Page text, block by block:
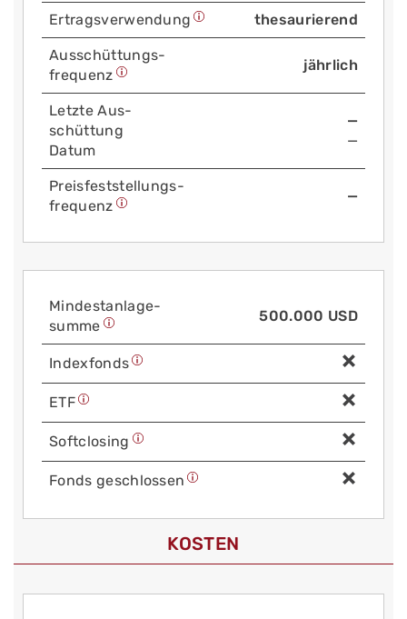
Ertrags­verwendung thesaurierend
Aus­schüttungs­
frequenz
jährlich
Letzte Aus­
schüttung
Datum
—
—
Preis­fest­stellungs­
frequenz
—
Mindest­anlage­
summe
500.000 USD
Index­fonds
ETF
Soft­closing
Fonds geschlossen
KOSTEN